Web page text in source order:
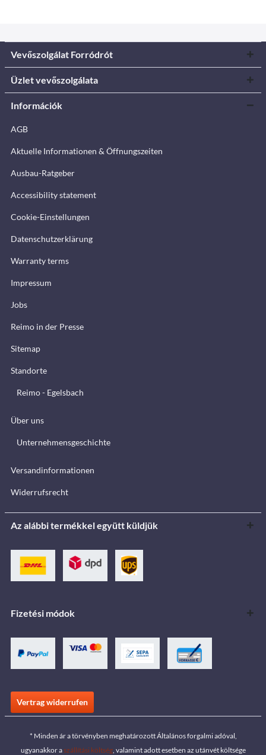
Vevőszolgálat Forródrót
Üzlet vevőszolgálata
Információk
AGB
Aktuelle Informationen & Öffnungszeiten
Ausbau-Ratgeber
Accessibility statement
Cookie-Einstellungen
Datenschutzerklärung
Warranty terms
Impressum
Jobs
Reimo in der Presse
Sitemap
Standorte
Reimo - Egelsbach
Über uns
Unternehmensgeschichte
Versandinformationen
Widerrufsrecht
Az alábbi termékkel együtt küldjük
Fizetési módok
Vertrag widerrufen
* Minden ár a törvényben meghatározott Általános forgalmi adóval,
ugyanakkor aszállítási költség, valamint adott esetben az utánvét költsége